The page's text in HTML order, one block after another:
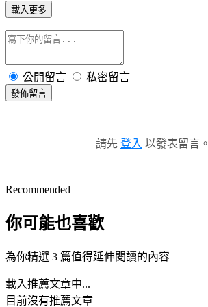
載入更多
公開留言 私密留言
發佈留言
請先 登入 以發表留言。
Recommended
你可能也喜歡
為你精選 3 篇值得延伸閱讀的內容
載入推薦文章中...
目前沒有推薦文章